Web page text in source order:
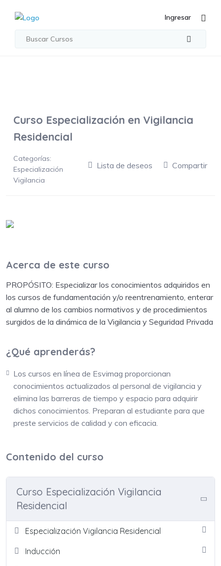
Ingresar
Curso Especialización en Vigilancia
Residencial
Categorías:
Especialización
Vigilancia
Lista de deseos Compartir
Acerca de este curso
PROPÓSITO: Especializar los conocimientos adquiridos en
los cursos de fundamentación y/o reentrenamiento, enterar
al alumno de los cambios normativos y de procedimientos
surgidos de la dinámica de la Vigilancia y Seguridad Privada
¿Qué aprenderás?
Los cursos en línea de Esvimag proporcionan
conocimientos actualizados al personal de vigilancia y
elimina las barreras de tiempo y espacio para adquirir
dichos conocimientos. Preparan al estudiante para que
preste servicios de calidad y con eficacia.
Contenido del curso
Curso Especialización Vigilancia
Residencial
Especialización Vigilancia Residencial
Inducción